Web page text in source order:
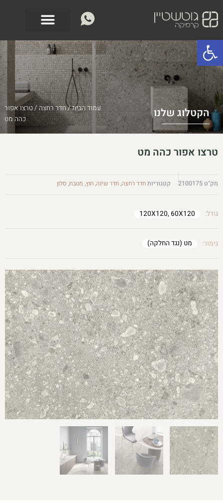
פתח סרגל נגישות
לתוכן
הקטלוג שלנו עמוד הבית/חדר רחצה/ טרצו אפור
כהה מט
טרצו אפור כהה מט
מק"ט 2100175 קטגוריותחדר רחצה,חדר שינה,חוץ, מטבח, סלון
גודל: 120X120, 60X120
גימור: מט (נגד החלקה)